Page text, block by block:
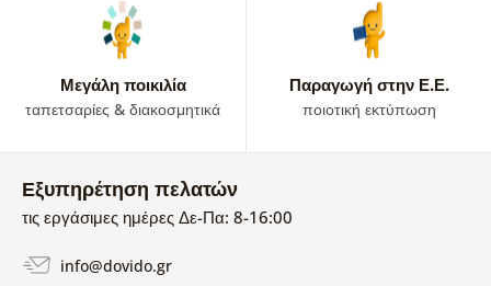
Μεγάλη ποικιλία
ταπετσαρίες & διακοσμητικά
Παραγωγή στην Ε.Ε.
ποιοτική εκτύπωση
Εξυπηρέτηση πελατών
τις εργάσιμες ημέρες Δε-Πα: 8-16:00
info@dovido.gr